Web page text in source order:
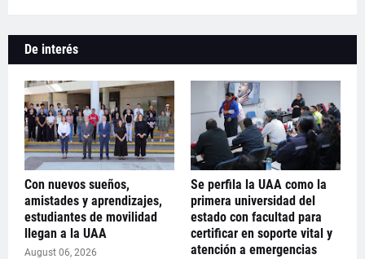
De interés
Con nuevos sueños,
amistades y aprendizajes,
estudiantes de movilidad
llegan a la UAA
August 06, 2026
Se perfila la UAA como la
primera universidad del
estado con facultad para
certificar en soporte vital y
atención a emergencias